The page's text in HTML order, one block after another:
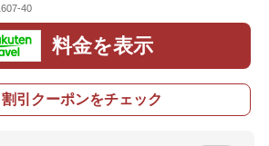
40
料金を表示
割引クーポンをチェック